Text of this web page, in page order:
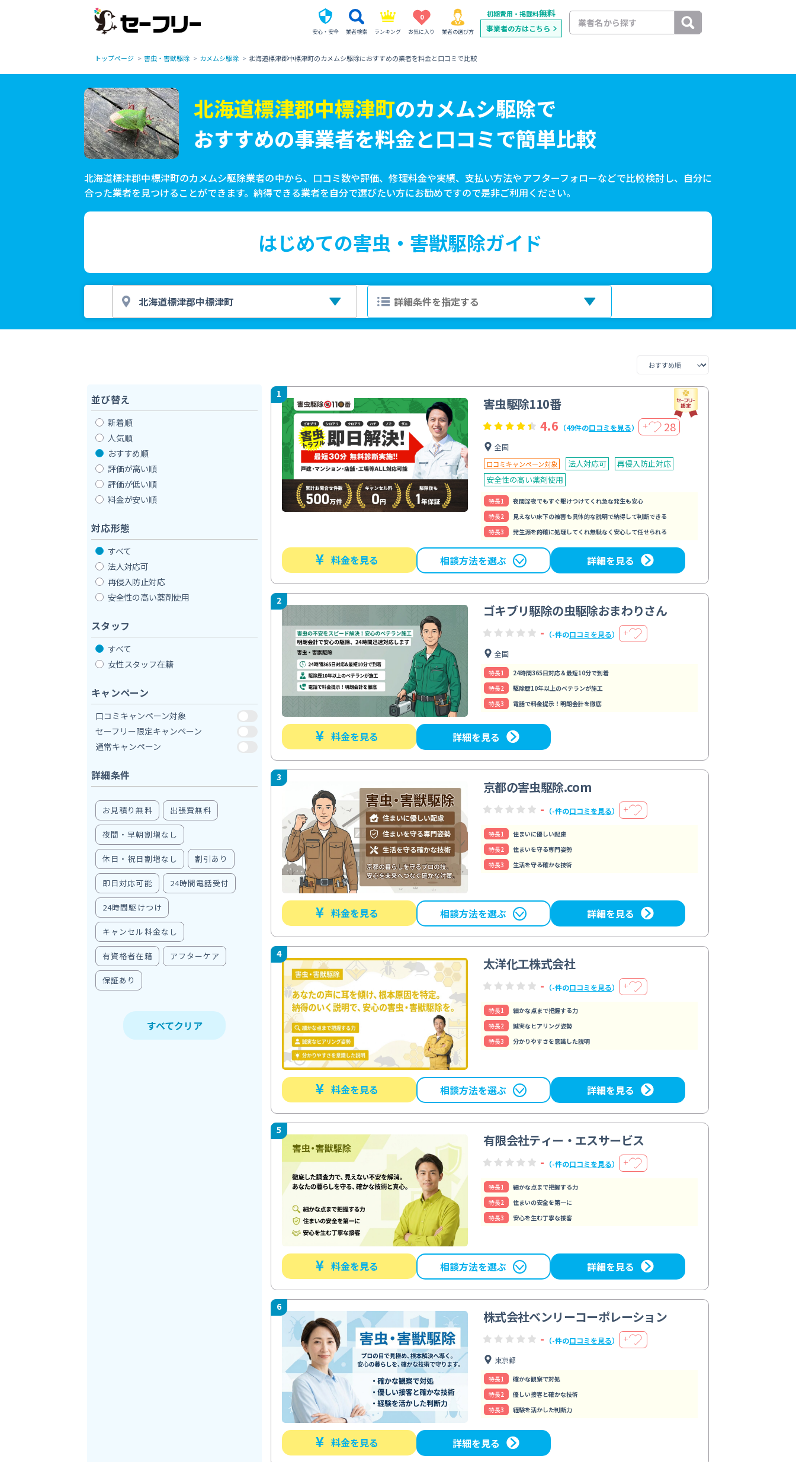
安心・安全 業者検索 ランキング
0
お気に入り 業者の選び方
初期費用・掲載料無料
事業者の方はこちら
トップページ 害虫・害獣駆除 カメムシ駆除 北海道標津郡中標津町のカメムシ駆除におすすめの業者を料金と口コミで比較
北海道標津郡中標津町のカメムシ駆除で
おすすめの事業者を料金と口コミで簡単比較
北海道標津郡中標津町のカメムシ駆除業者の中から、口コミ数や評価、修理料金や実績、支払い方法やアフターフォローなどで比較検討し、自分に
合った業者を見つけることができます。納得できる業者を自分で選びたい方にお勧めですので是非ご利用ください。
はじめての害虫・害獣駆除ガイド
並び替え
新着順
人気順
おすすめ順
評価が高い順
評価が低い順
料金が安い順
対応形態
すべて
法人対応可
再侵入防止対応
安全性の高い薬剤使用
スタッフ
すべて
女性スタッフ在籍
キャンペーン
口コミキャンペーン対象
セーフリー限定キャンペーン
通常キャンペーン
詳細条件
お見積り無料 出張費無料
夜間・早朝割増なし
休日・祝日割増なし 割引あり
即日対応可能 24時間電話受付
24時間駆けつけ
キャンセル料金なし
有資格者在籍 アフターケア
保証あり
すべてクリア
1
害虫駆除110番
4.6 （49件の口コミを見る） ＋ 28
全国
口コミキャンペーン対象 法人対応可
再侵入防止対応
安全性の高い薬剤使用
特⻑1
夜間深夜でもすぐ駆けつけてくれ急な発生も安心
特⻑2
見えない床下の被害も具体的な説明で納得して判断できる
特⻑3
発生源を的確に処理してくれ無駄なく安心して任せられる
¥ 料金を見る 相談方法を選ぶ 詳細を見る
2
ゴキブリ駆除の虫駆除おまわりさん
- （-件の口コミを見る） ＋
全国
特⻑1
24時間365日対応＆最短10分で到着
特⻑2
駆除歴10年以上のベテランが施工
特⻑3
電話で料金提示！明朗会計を徹底
¥ 料金を見る 詳細を見る
3
京都の害虫駆除.com
- （-件の口コミを見る） ＋
特⻑1
住まいに優しい配慮
特⻑2
住まいを守る専門姿勢
特⻑3
生活を守る確かな技術
¥ 料金を見る 相談方法を選ぶ 詳細を見る
4
太洋化工株式会社
- （-件の口コミを見る） ＋
特⻑1
細かな点まで把握する力
特⻑2
誠実なヒアリング姿勢
特⻑3
分かりやすさを意識した説明
¥ 料金を見る 相談方法を選ぶ 詳細を見る
5
有限会社ティー・エスサービス
- （-件の口コミを見る） ＋
特⻑1
細かな点まで把握する力
特⻑2
住まいの安全を第一に
特⻑3
安心を生む丁寧な接客
¥ 料金を見る 相談方法を選ぶ 詳細を見る
6
株式会社ベンリーコーポレーション
- （-件の口コミを見る） ＋
東京都
特⻑1
確かな観察で対処
特⻑2
優しい接客と確かな技術
特⻑3
経験を活かした判断力
¥ 料金を見る 詳細を見る